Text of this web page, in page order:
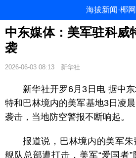
海拔新闻·椰网
中东媒体：美军驻科威
袭
2026-06-03 08:13 新华社
新华社开罗6月3日电 据中
特和巴林境内的美军基地3日凌
袭击，当地防空警报不断响起。
报道说，巴林境内的美军
舰队总部遭打击，美军“爱国者